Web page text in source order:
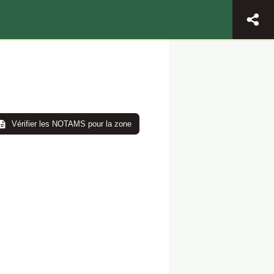
Vérifier les NOTAMS pour la zone